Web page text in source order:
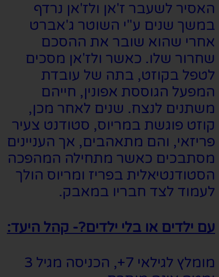
האסיר לשעבר ז'אן ולז'אן נרדף
במשך שנים ע"י השוטר ג'אברט
אחרי שהוא שובר את ההסכם
שחרור שלו. כאשר ולז'אן מסכים
לטפל בקוזט, בתה של עובדת
המפעל הגוססת אפונין, חייהם
משתנים לנצח. שנים לאחר מכן,
קוזט פוגשת במריוס, סטודנט צעיר
פריזאי, והם מתאהבים, אך העניינים
מסתבכים כאשר מתחילה המהפכה
הסטודנטיאלית בפריז ומריוס הולך
לעמוד לצד חבריו במאבק.
עם ילדים או בלי ילדים?- קהל היעד:
מומלץ לגילאי 7+, הכניסה מגיל 3